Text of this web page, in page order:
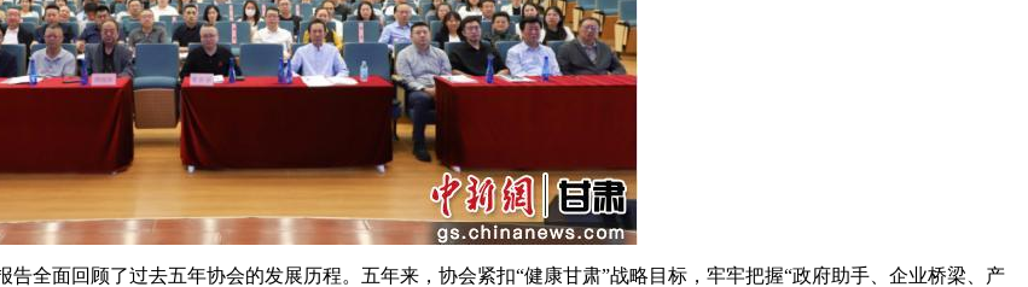
面回顾了过去五年协会的发展历程。五年来，协会紧扣“健康甘肃”战略目标，牢牢把握“政府助手、企业桥梁、产